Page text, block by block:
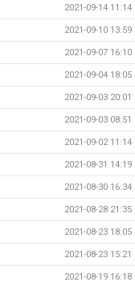
2021-09-14 11:14
2021-09-10 13:59
2021-09-07 16:10
2021-09-04 18:05
2021-09-03 20:01
2021-09-03 08:51
2021-09-02 11:14
2021-08-31 14:19
2021-08-30 16:34
2021-08-28 21:35
2021-08-23 18:05
2021-08-23 15:21
2021-08-19 16:18